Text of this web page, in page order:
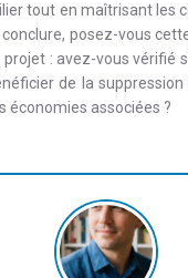
tout en maîtrisant les
posez-vous
: avez-vous vérifié
de la
économies associées ?